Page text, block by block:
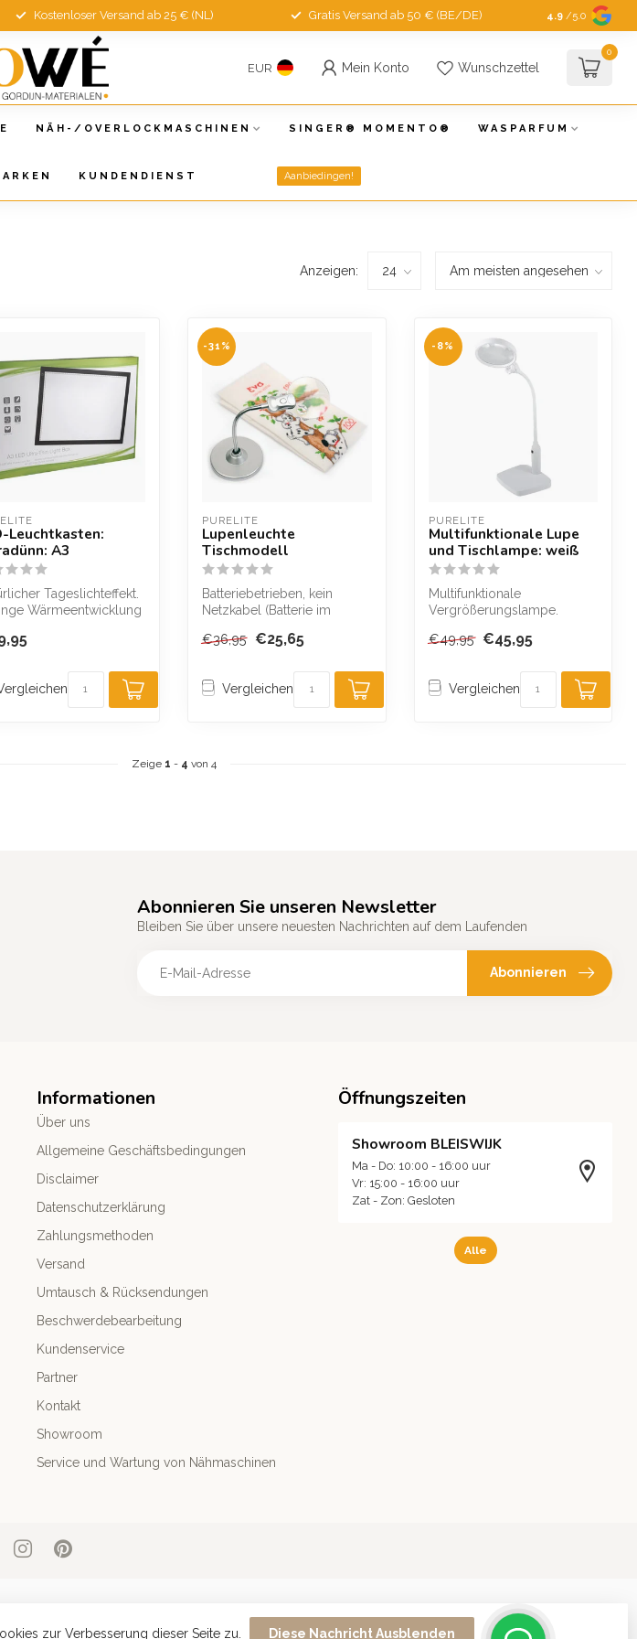
Kostenloser Versand ab 25 € (NL) Gratis Versand ab 50 € (BE/DE) 4.9 /5.0
EUR Mein Konto Wunschzettel
0
NÄH-/OVERLOCKMASCHINEN SINGER® MOMENTO® WASPARFUM
KUNDENDIENST Aanbiedingen!
Anzeigen:
Leuchtkasten:
A3
Tageslichteffekt.
Wärmeentwicklung
-31%
PURELITE
Lupenleuchte
Tischmodell
Batteriebetrieben, kein
Netzkabel (Batterie im
Leistung...
€36,95 €25,65
Vergleichen
-8%
PURELITE
Multifunktionale Lupe
und Tischlampe: weiß
Multifunktionale
Vergrößerungslampe.
Vergrößerungsglas. ...
€49,95 €45,95
Vergleichen
Zeige 1 - 4 von 4
Abonnieren Sie unseren Newsletter
Bleiben Sie über unsere neuesten Nachrichten auf dem Laufenden
Abonnieren
Informationen
Über uns
Allgemeine Geschäftsbedingungen
Disclaimer
Datenschutzerklärung
Zahlungsmethoden
Versand
Umtausch & Rücksendungen
Beschwerdebearbeitung
Kundenservice
Partner
Kontakt
Showroom
Service und Wartung von Nähmaschinen
Öffnungszeiten
Showroom BLEISWIJK
Ma - Do: 10:00 - 16:00 uur
Vr: 15:00 - 16:00 uur
Zat - Zon: Gesloten
Alle
zur Verbesserung dieser Seite zu. Diese Nachricht Ausblenden